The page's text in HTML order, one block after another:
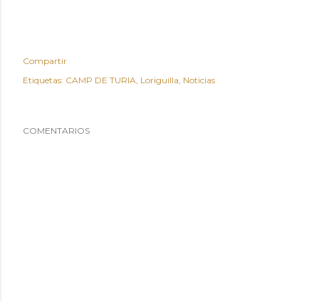
Compartir
Etiquetas: CAMP DE TURIA Loriguilla Noticias
COMENTARIOS